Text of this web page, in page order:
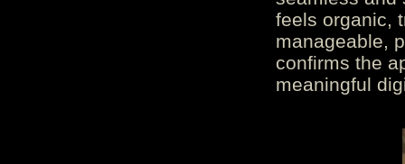
feels organic,
manageable,
confirms the
meaningful